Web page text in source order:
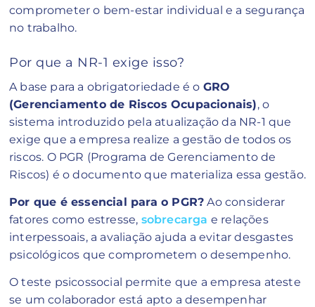
comprometer o bem-estar individual e a segurança
no trabalho.
Por que a NR-1 exige isso?
A base para a obrigatoriedade é o GRO
(Gerenciamento de Riscos Ocupacionais), o
sistema introduzido pela atualização da NR-1 que
exige que a empresa realize a gestão de todos os
riscos. O PGR (Programa de Gerenciamento de
Riscos) é o documento que materializa essa gestão.
Por que é essencial para o PGR? Ao considerar
fatores como estresse, sobrecarga e relações
interpessoais, a avaliação ajuda a evitar desgastes
psicológicos que comprometem o desempenho.
O teste psicossocial permite que a empresa ateste
se um colaborador está apto a desempenhar